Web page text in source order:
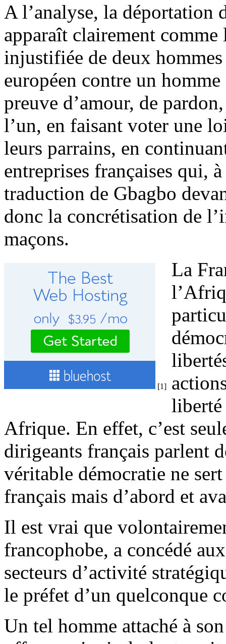
A l’analyse, la déportation
apparaît clairement
injustifiée de deux
européen contre un
preuve d’amour, de
l’un, en faisant voter une
leurs parrains, en
entreprises françaises qui,
traduction de Gbagbo
donc la concrétisation de
maçons.
[1]
La
liberté
Afrique. En effet, c’est
dirigeants français parlent
véritable démocratie ne
français mais d’abord et
Il est vrai que
francophobe, a concédé
secteurs d’activité
le préfet d’un quelconque
Un tel homme attaché à